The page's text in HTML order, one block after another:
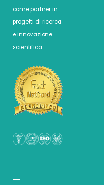
come partner in
progetti di ricerca
e innovazione
scientifica.